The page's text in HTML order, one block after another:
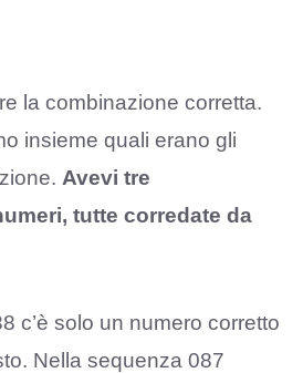
la combinazione corretta.
insieme quali erano gli
Avevi tre
tutte corredate da
c’è solo un numero corretto
Nella sequenza 087